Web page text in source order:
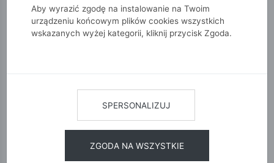
Aby wyrazić zgodę na instalowanie na Twoim
urządzeniu końcowym plików cookies wszystkich
wskazanych wyżej kategorii, kliknij przycisk Zgoda.
SPERSONALIZUJ
ZGODA NA WSZYSTKIE